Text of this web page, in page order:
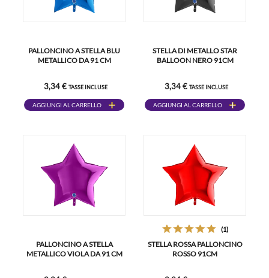
PALLONCINO A STELLA BLU
METALLICO DA 91 CM
3,34 € TASSE INCLUSE
AGGIUNGI AL CARRELLO
STELLA DI METALLO STAR
BALLOON NERO 91CM
3,34 € TASSE INCLUSE
AGGIUNGI AL CARRELLO
PALLONCINO A STELLA
METALLICO VIOLA DA 91 CM
(1)
STELLA ROSSA PALLONCINO
ROSSO 91CM